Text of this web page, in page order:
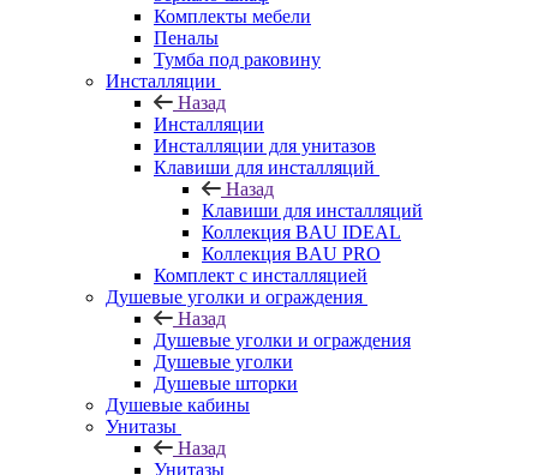
Комплекты мебели
Пеналы
Тумба под раковину
Инсталляции
Назад
Инсталляции
Инсталляции для унитазов
Клавиши для инсталляций
Назад
Клавиши для инсталляций
Коллекция BAU IDEAL
Коллекция BAU PRO
Комплект с инсталляцией
Душевые уголки и ограждения
Назад
Душевые уголки и ограждения
Душевые уголки
Душевые шторки
Душевые кабины
Унитазы
Назад
Унитазы